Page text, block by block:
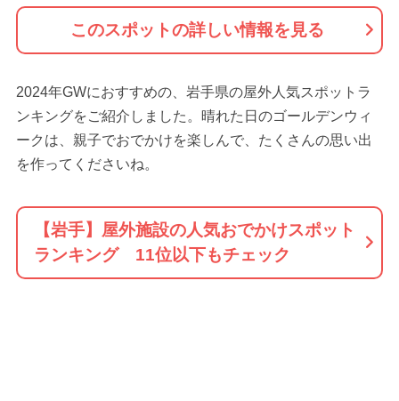
このスポットの詳しい情報を見る
2024年GWにおすすめの、岩手県の屋外人気スポットラ
ンキングをご紹介しました。晴れた日のゴールデンウィ
ークは、親子でおでかけを楽しんで、たくさんの思い出
を作ってくださいね。
【岩手】屋外施設の人気おでかけスポット
ランキング 11位以下もチェック